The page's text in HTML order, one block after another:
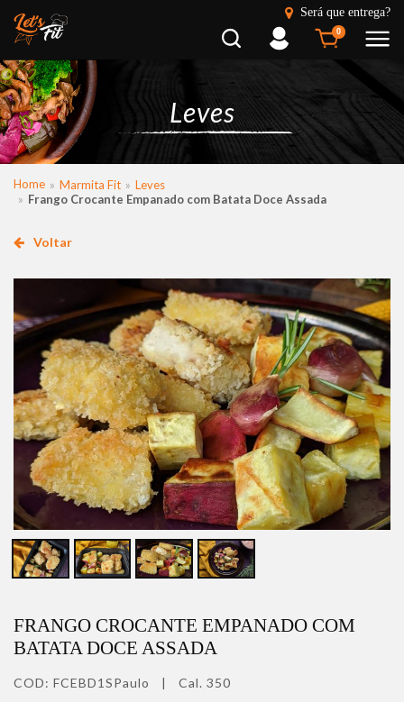
Será que entrega?
Busca Entrar 0
Leves
Home Marmita Fit
Leves
Frango Crocante Empanado com Batata Doce Assada
Voltar
FRANGO CROCANTE EMPANADO COM
BATATA DOCE ASSADA
COD: FCEBD1SPaulo | Cal. 350